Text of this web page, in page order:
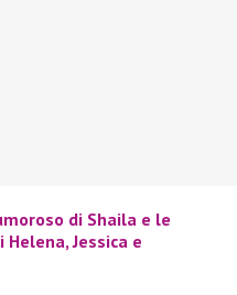
di Shaila e le
Jessica e